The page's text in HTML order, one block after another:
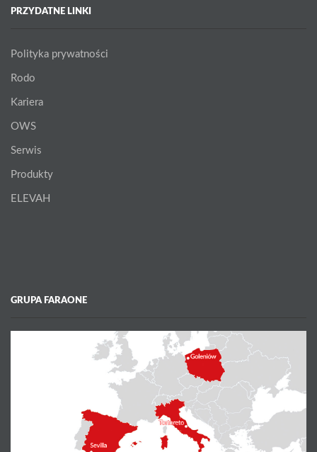
PRZYDATNE LINKI
Polityka prywatności
Rodo
Kariera
OWS
Serwis
Produkty
ELEVAH
GRUPA FARAONE